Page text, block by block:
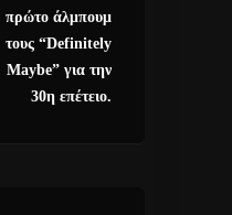
πρώτο άλμπουμ
τους “Definitely
Maybe” για την
30η επέτειο.